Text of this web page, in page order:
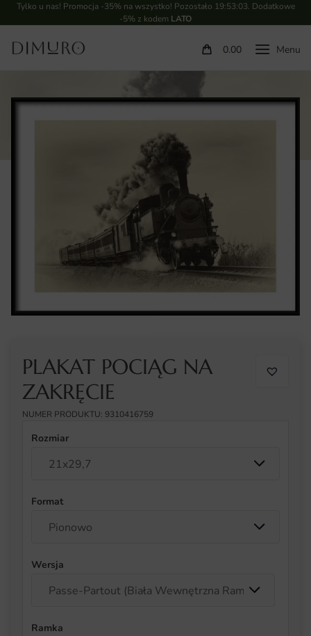
Tylko u nas! Promocja -35% na wszystko! Pozostało 19:53:02. Dodatkowe
-5% z kodem LATO
0.00
PLAKAT POCIĄG NA
ZAKRĘCIE
NUMER PRODUKTU: 9310416759
Rozmiar
Format
Wersja
Ramka